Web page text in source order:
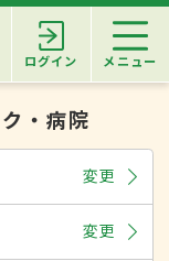
ログイン メニュー
・病院
変更
変更